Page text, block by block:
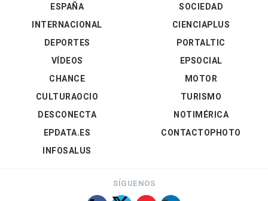
ESPAÑA
INTERNACIONAL
DEPORTES
VÍDEOS
SOCIEDAD
CIENCIAPLUS
PORTALTIC
EPSOCIAL
CHANCE
CULTURAOCIO
DESCONECTA
EPDATA.ES
INFOSALUS
MOTOR
TURISMO
NOTIMÉRICA
CONTACTOPHOTO
SÍGUENOS